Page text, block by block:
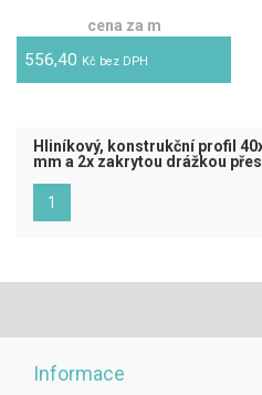
cena za m
556,40 Kč bez DPH
Hliníkový, konstrukční profil
mm a 2x zakrytou drážkou
1
Informace